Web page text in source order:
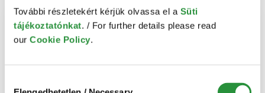
További részletekért kérjük olvassa el a Süti
tájékoztatónkat. / For further details please read
our Cookie Policy.